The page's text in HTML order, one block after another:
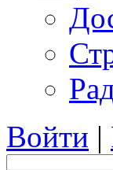
Войти |